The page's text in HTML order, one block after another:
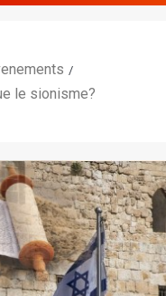
le sionisme?